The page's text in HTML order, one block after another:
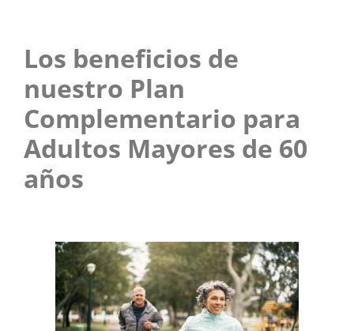
Los beneficios de
nuestro Plan
Complementario para
Adultos Mayores de 60
años